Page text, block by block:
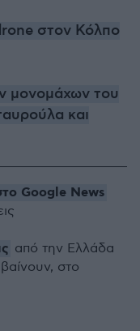
στον Κόλπο
μονομάχων του
και
Google News
από την Ελλάδα
στο